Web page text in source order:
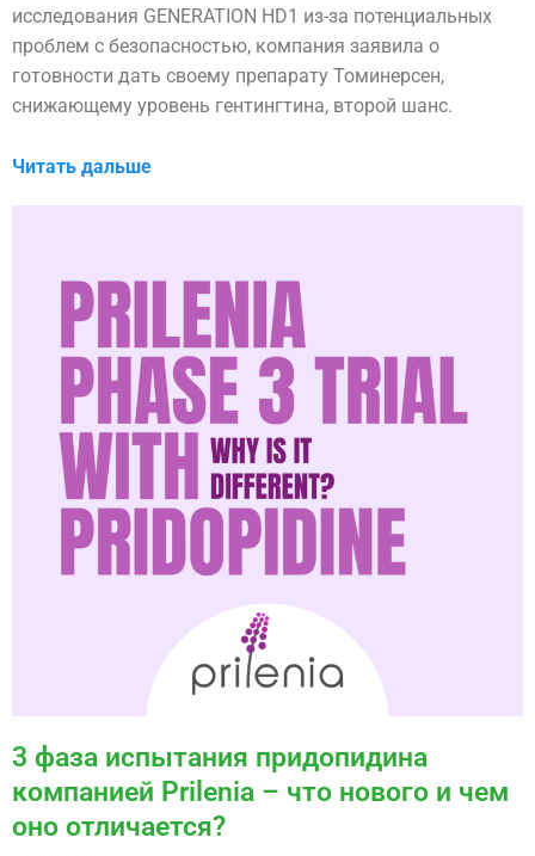
исследования GENERATION HD1 из-за потенциальных
проблем с безопасностью, компания заявила о
готовности дать своему препарату Томинерсен,
снижающему уровень гентингтина, второй шанс.
Читать дальше
3 фаза испытания придопидина
компанией Prilenia – что нового и чем
оно отличается?